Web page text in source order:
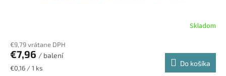
Skladom
€9,79 vrátane DPH
€7,96 / balení
Jednotková
€0,16 / 1 ks
Do košíka